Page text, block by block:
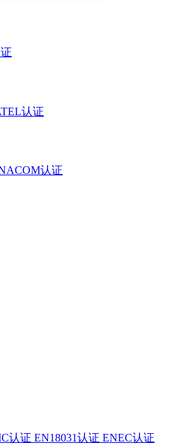
认证
认证
认证 EN18031认证 ENEC认证